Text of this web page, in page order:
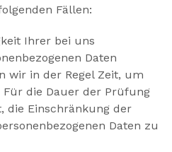
Fällen:
Ihrer bei uns
Daten
wir in der Regel Zeit, um
die Dauer der Prüfung
die Einschränkung der
Daten zu